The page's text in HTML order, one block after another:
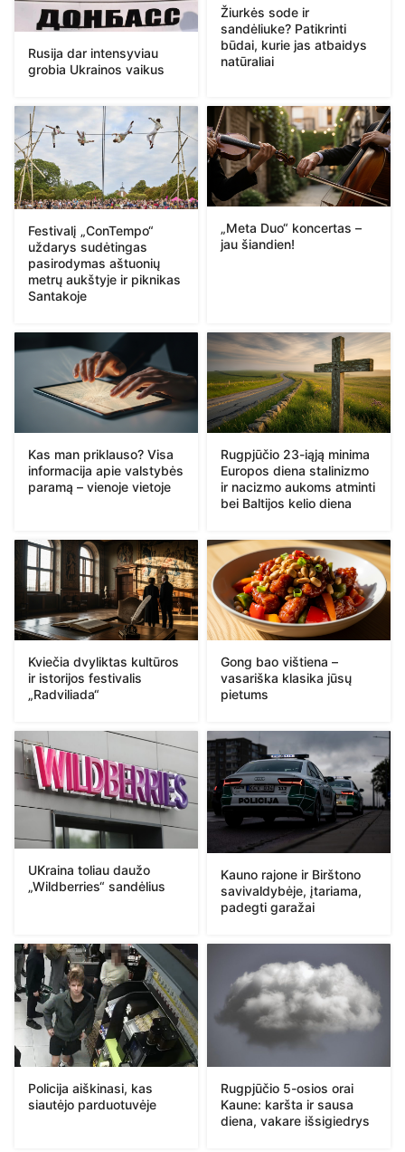
Rusija dar intensyviau
grobia Ukrainos vaikus
Žiurkės sode ir
sandėliuke? Patikrinti
būdai, kurie jas atbaidys
natūraliai
Festivalį „ConTempo“
uždarys sudėtingas
pasirodymas aštuonių
metrų aukštyje ir piknikas
Santakoje
„Meta Duo“ koncertas –
jau šiandien!
Kas man priklauso? Visa
informacija apie valstybės
paramą – vienoje vietoje
Rugpjūčio 23-iąją minima
Europos diena stalinizmo
ir nacizmo aukoms atminti
bei Baltijos kelio diena
Kviečia dvyliktas kultūros
ir istorijos festivalis
„Radviliada“
Gong bao vištiena –
vasariška klasika jūsų
pietums
UKraina toliau daužo
„Wildberries“ sandėlius
Kauno rajone ir Birštono
savivaldybėje, įtariama,
padegti garažai
Policija aiškinasi, kas
siautėjo parduotuvėje
Rugpjūčio 5-osios orai
Kaune: karšta ir sausa
diena, vakare išsigiedrys